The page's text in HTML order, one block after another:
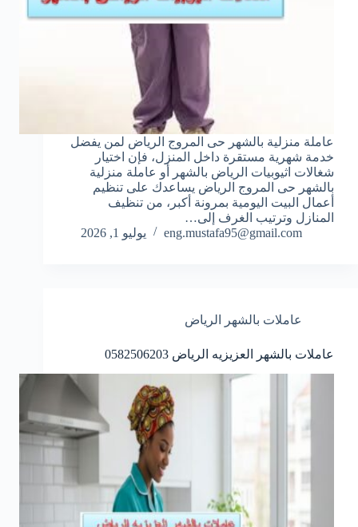
عاملة منزلية بالشهر حى المروج الرياض لمن يفضل
خدمة شهرية مستقرة داخل المنزل، فإن اختيار
شغالات اثيوبيات الرياض بالشهر أو عاملة منزلية
بالشهر حى المروج الرياض يساعدك على تنظيم
أعمال البيت اليومية بمرونة أكبر، من تنظيف
المنازل وترتيب الغرف إلى…
eng.mustafa95@gmail.com
يوليو 1, 2026
عاملات بالشهر الرياض
عاملات بالشهر العزيزيه الرياض 0582506203